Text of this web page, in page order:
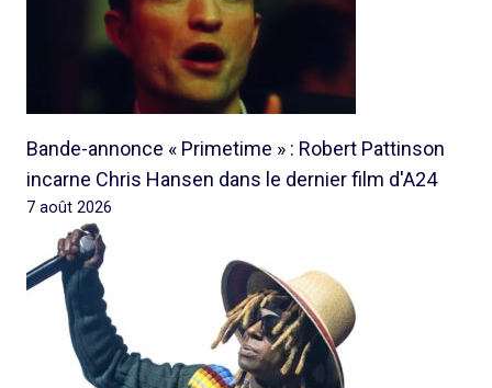
Bande-annonce « Primetime » : Robert Pattinson
incarne Chris Hansen dans le dernier film d'A24
7 août 2026